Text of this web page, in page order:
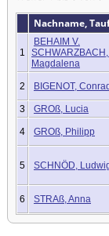
Nachname,
1
BEHAIM V.
Magdalena
2 BIGENOT,
3 GROß, Lucia
4 GROß, Philipp
5 SCHNÖD,
6 STRAß, Anna